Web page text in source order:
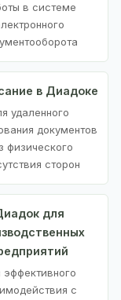
в системе
в Диадоке
удаленного
документов
физического
сторон
для
эффективного
с